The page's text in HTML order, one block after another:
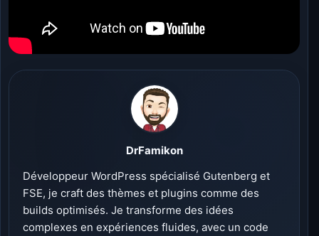
DrFamikon
Développeur WordPress spécialisé Gutenberg et
FSE, je craft des thèmes et plugins comme des
builds optimisés. Je transforme des idées
complexes en expériences fluides, avec un code